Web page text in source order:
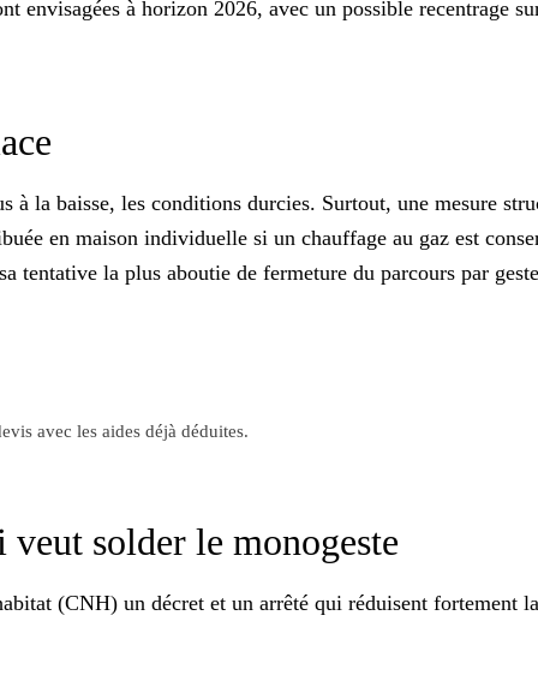
à horizon 2026, avec un possible recentrage
à la baisse, les conditions durcies. Surtout, une mesure
en maison individuelle si un chauffage au gaz est
tentative la plus aboutie de fermeture du parcours par
avec les aides déjà déduites.
solder le monogeste
(CNH) un décret et un arrêté qui réduisent fortement